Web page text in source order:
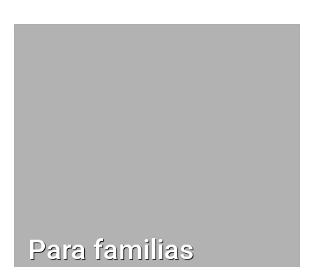
Para familias